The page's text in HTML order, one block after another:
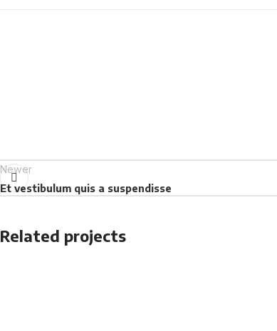
Newer
Et vestibulum quis a suspendisse
Related projects